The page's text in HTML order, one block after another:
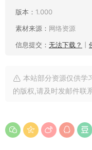
版本： 1.000
素材来源： 网络资源
信息提交： 无法下载？
本站部分资源仅供学
的版权,请及时发邮件联